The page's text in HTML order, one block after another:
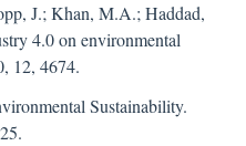
J.; Khan, M.A.; Haddad,
4.0 on environmental
12, 4674.
Sustainability.